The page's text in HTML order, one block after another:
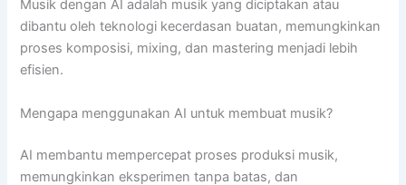
Musik dengan AI adalah musik yang diciptakan atau
dibantu oleh teknologi kecerdasan buatan, memungkinkan
proses komposisi, mixing, dan mastering menjadi lebih
efisien.
Mengapa menggunakan AI untuk membuat musik?
AI membantu mempercepat proses produksi musik,
memungkinkan eksperimen tanpa batas, dan